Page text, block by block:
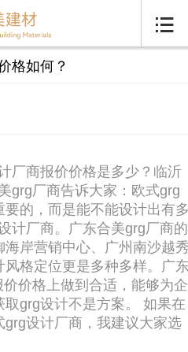

格如何？
厂商报价价格是多少？临沂
grg厂商告诉大家：欧式grg
的，而是能不能设计出有
计厂商。广东合美grg厂商的
岸营销中心、广州南沙越
格定位更是多种多样。广
价格上做到合适，能够为企
grg设计不是方案。 如果在
设计厂商，我建议大家选